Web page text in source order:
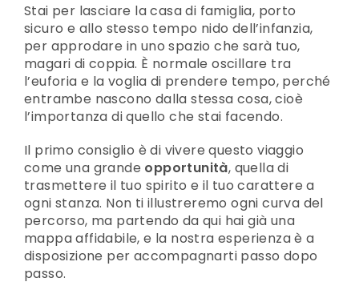
Stai per lasciare la casa di famiglia, porto
sicuro e allo stesso tempo nido dell’infanzia,
per approdare in uno spazio che sarà tuo,
magari di coppia. È normale oscillare tra
l’euforia e la voglia di prendere tempo, perché
entrambe nascono dalla stessa cosa, cioè
l’importanza di quello che stai facendo.
Il primo consiglio è di vivere questo viaggio
come una grande opportunità, quella di
trasmettere il tuo spirito e il tuo carattere a
ogni stanza. Non ti illustreremo ogni curva del
percorso, ma partendo da qui hai già una
mappa affidabile, e la nostra esperienza è a
disposizione per accompagnarti passo dopo
passo.